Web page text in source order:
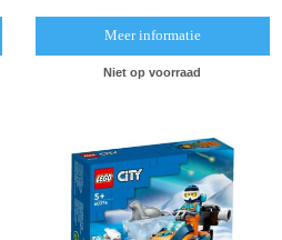
Meer informatie
Niet op voorraad